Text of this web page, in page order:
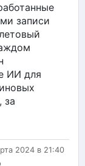
записи
ИИ для
за
2024 в 21:40